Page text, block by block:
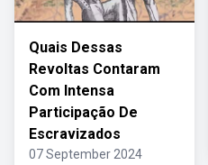
Quais Dessas
Revoltas Contaram
Com Intensa
Participação De
Escravizados
07 September 2024